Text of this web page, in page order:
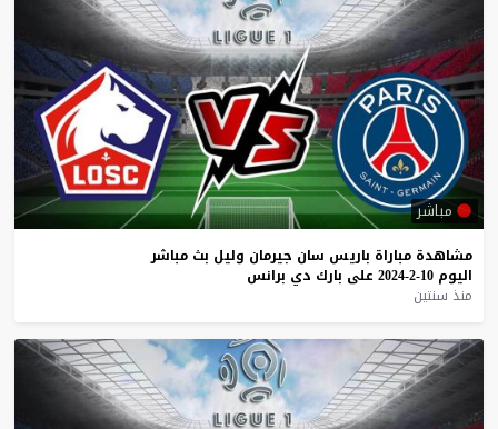
مباشر
مشاهدة مباراة باريس سان جيرمان وليل بث مباشر
اليوم 10-2-2024 على بارك دي برانس
منذ سنتين